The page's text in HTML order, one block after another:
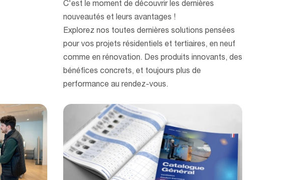
C'est le moment de découvrir les dernières
nouveautés et leurs avantages !
Explorez nos toutes dernières solutions pensées
pour vos projets résidentiels et tertiaires, en neuf
comme en rénovation. Des produits innovants, des
bénéfices concrets, et toujours plus de
performance au rendez-vous.